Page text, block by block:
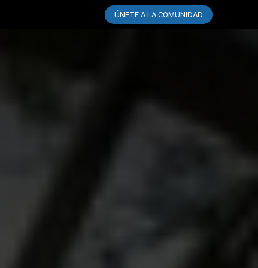
ÚNETE A LA COMUNIDAD